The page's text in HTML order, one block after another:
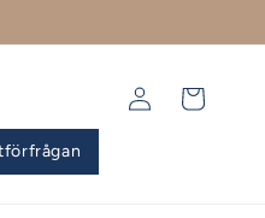
Logga
Varukorg